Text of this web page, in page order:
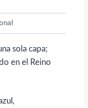
sola capa;
en el Reino
,